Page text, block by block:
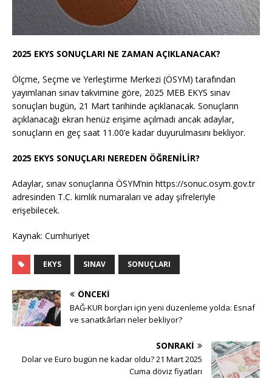
2025 EKYS SONUÇLARI NE ZAMAN AÇIKLANACAK?
Ölçme, Seçme ve Yerleştirme Merkezi (ÖSYM) tarafından
yayımlanan sınav takvimine göre, 2025 MEB EKYS sınav
sonuçları bugün, 21 Mart tarihinde açıklanacak. Sonuçların
açıklanacağı ekran henüz erişime açılmadı ancak adaylar,
sonuçların en geç saat 11.00’e kadar duyurulmasını bekliyor.
2025 EKYS SONUÇLARI NEREDEN ÖĞRENİLİR?
Adaylar, sınav sonuçlarına ÖSYM’nin https://sonuc.osym.gov.tr
adresinden T.C. kimlik numaraları ve aday şifreleriyle
erişebilecek.
Kaynak: Cumhuriyet
EKYS SINAV SONUÇLARI
ÖNCEKI
BAĞ-KUR borçları için yeni düzenleme yolda: Esnaf
ve sanatkârları neler bekliyor?
SONRAKI
Dolar ve Euro bugün ne kadar oldu? 21 Mart 2025
Cuma döviz fiyatları